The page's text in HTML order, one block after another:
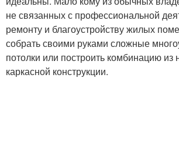
не связанных с профессиональной
ремонту и благоустройству жилых
собрать своими руками сложные
потолки или построить комбинацию из
каркасной конструкции.